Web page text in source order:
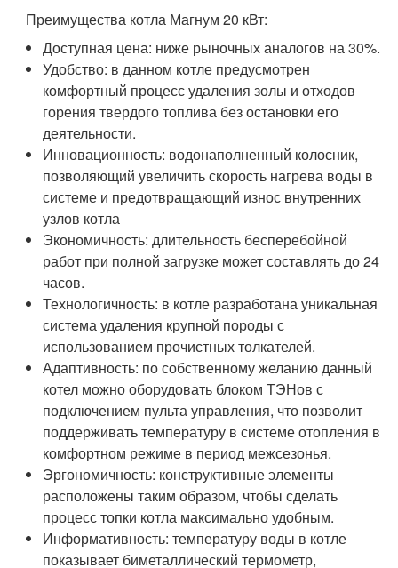
Преимущества котла Магнум 20 кВт:
Доступная цена: ниже рыночных аналогов на 30%.
Удобство: в данном котле предусмотрен
комфортный процесс удаления золы и отходов
горения твердого топлива без остановки его
деятельности.
Инновационность: водонаполненный колосник,
позволяющий увеличить скорость нагрева воды в
системе и предотвращающий износ внутренних
узлов котла
Экономичность: длительность бесперебойной
работ при полной загрузке может составлять до 24
часов.
Технологичность: в котле разработана уникальная
система удаления крупной породы с
использованием прочистных толкателей.
Адаптивность: по собственному желанию данный
котел можно оборудовать блоком ТЭНов с
подключением пульта управления, что позволит
поддерживать температуру в системе отопления в
комфортном режиме в период межсезонья.
Эргономичность: конструктивные элементы
расположены таким образом, чтобы сделать
процесс топки котла максимально удобным.
Информативность: температуру воды в котле
показывает биметаллический термометр,